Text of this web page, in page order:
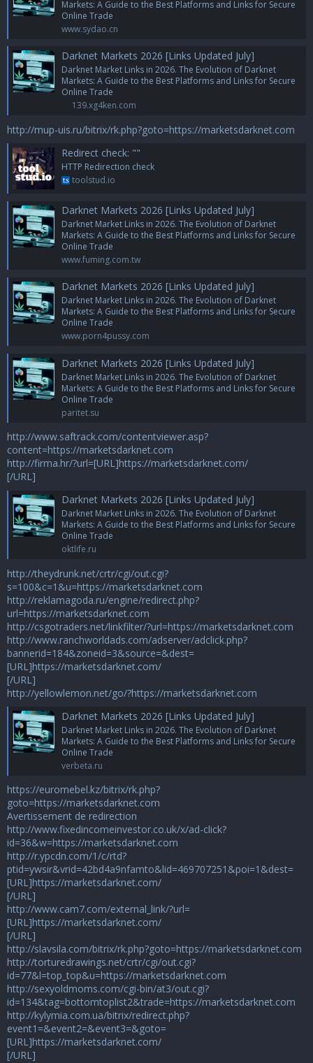
Markets: A Guide to the Best Platforms and Links for Secure
Online Trade
www.sydao.cn
Darknet Markets 2026 [Links Updated July]
Darknet Market Links in 2026. The Evolution of Darknet
Markets: A Guide to the Best Platforms and Links for Secure
Online Trade
139.xg4ken.com
http://mup-uis.ru/bitrix/rk.php?goto=https://marketsdarknet.com
Redirect check: ""
HTTP Redirection check
toolstud.io
Darknet Markets 2026 [Links Updated July]
Darknet Market Links in 2026. The Evolution of Darknet
Markets: A Guide to the Best Platforms and Links for Secure
Online Trade
www.fuming.com.tw
Darknet Markets 2026 [Links Updated July]
Darknet Market Links in 2026. The Evolution of Darknet
Markets: A Guide to the Best Platforms and Links for Secure
Online Trade
www.porn4pussy.com
Darknet Markets 2026 [Links Updated July]
Darknet Market Links in 2026. The Evolution of Darknet
Markets: A Guide to the Best Platforms and Links for Secure
Online Trade
paritet.su
http://www.saftrack.com/contentviewer.asp?
content=https://marketsdarknet.com
http://firma.hr/?url=[URL]https://marketsdarknet.com/
[/URL]
Darknet Markets 2026 [Links Updated July]
Darknet Market Links in 2026. The Evolution of Darknet
Markets: A Guide to the Best Platforms and Links for Secure
Online Trade
oktlife.ru
http://theydrunk.net/crtr/cgi/out.cgi?
s=100&c=1&u=https://marketsdarknet.com
http://reklamagoda.ru/engine/redirect.php?
url=https://marketsdarknet.com
http://csgotraders.net/linkfilter/?url=https://marketsdarknet.com
http://www.ranchworldads.com/adserver/adclick.php?
bannerid=184&zoneid=3&source=&dest=
[URL]https://marketsdarknet.com/
[/URL]
http://yellowlemon.net/go/?https://marketsdarknet.com
Darknet Markets 2026 [Links Updated July]
Darknet Market Links in 2026. The Evolution of Darknet
Markets: A Guide to the Best Platforms and Links for Secure
Online Trade
verbeta.ru
https://euromebel.kz/bitrix/rk.php?
goto=https://marketsdarknet.com
Avertissement de redirection
http://www.fixedincomeinvestor.co.uk/x/ad-click?
id=36&w=https://marketsdarknet.com
http://r.ypcdn.com/1/c/rtd?
ptid=ywsir&vrid=42bd4a9nfamto&lid=469707251&poi=1&dest=
[URL]https://marketsdarknet.com/
[/URL]
http://www.cam7.com/external_link/?url=
[URL]https://marketsdarknet.com/
[/URL]
http://slavsila.com/bitrix/rk.php?goto=https://marketsdarknet.com
http://torturedrawings.net/crtr/cgi/out.cgi?
id=77&l=top_top&u=https://marketsdarknet.com
http://sexyoldmoms.com/cgi-bin/at3/out.cgi?
id=134&tag=bottomtoplist2&trade=https://marketsdarknet.com
http://kylymia.com.ua/bitrix/redirect.php?
event1=&event2=&event3=&goto=
[URL]https://marketsdarknet.com/
[/URL]